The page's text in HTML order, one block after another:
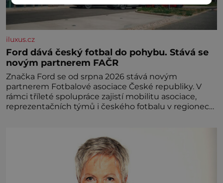
iluxus.cz
Ford dává český fotbal do pohybu. Stává se
novým partnerem FAČR
Značka Ford se od srpna 2026 stává novým
partnerem Fotbalové asociace České republiky. V
rámci tříleté spolupráce zajistí mobilitu asociace,
reprezentačních týmů i českého fotbalu v regionech.